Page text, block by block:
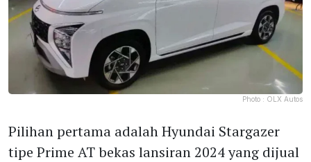
Photo : OLX Autos
Pilihan pertama adalah Hyundai Stargazer
tipe Prime AT bekas lansiran 2024 yang dijual